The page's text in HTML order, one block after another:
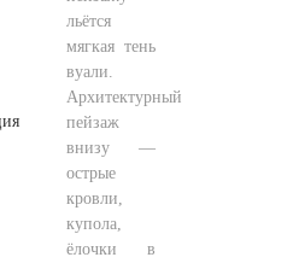
льётся
мягкая тень
вуали.
Архитектурный
пейзаж
внизу —
острые
кровли,
купола,
ёлочки в